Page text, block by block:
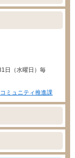
日（水曜日）毎
コミュニティ推進課